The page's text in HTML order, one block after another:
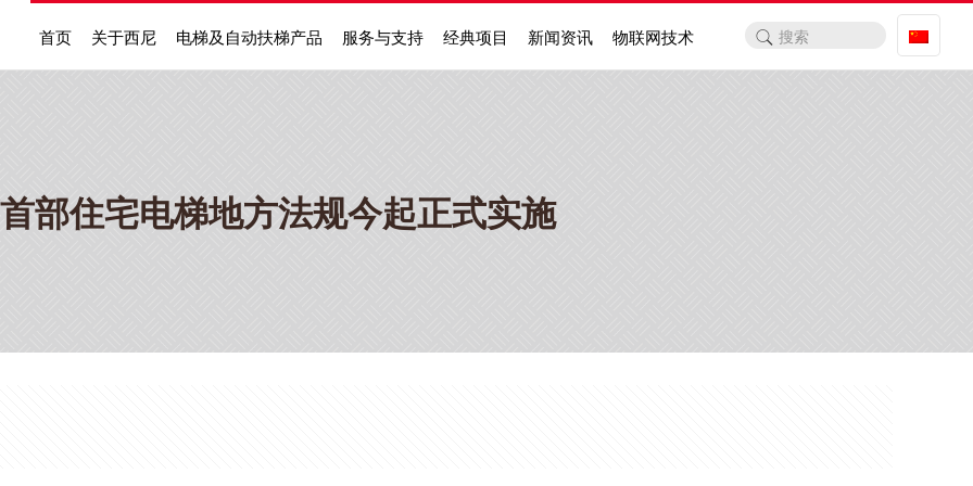
首页 关于西尼 电梯及自动扶梯产品 服务与支持 经典项目 新闻资讯 物联网技术
部住宅电梯地方法规今起正式实施